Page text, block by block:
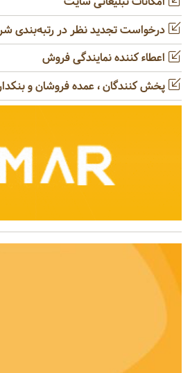
درخواست تجدید نظر در رتبه‌بندی
اعطاء کننده نمایندگی فروش
پخش کنندگان ، عمده فروشان و